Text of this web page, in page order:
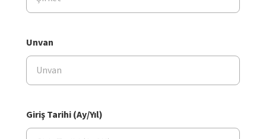
Unvan
Giriş Tarihi (Ay/Yıl)